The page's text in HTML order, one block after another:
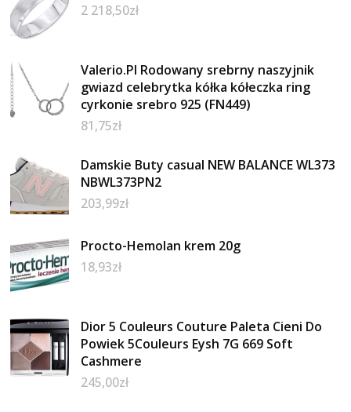
2 218,50zł
Valerio.Pl Rodowany srebrny naszyjnik
gwiazd celebrytka kółka kółeczka ring
cyrkonie srebro 925 (FN449)
81,75zł
Damskie Buty casual NEW BALANCE WL373
NBWL373PN2
203,99zł
Procto-Hemolan krem 20g
18,93zł
Dior 5 Couleurs Couture Paleta Cieni Do
Powiek 5Couleurs Eysh 7G 669 Soft
Cashmere
245,00zł